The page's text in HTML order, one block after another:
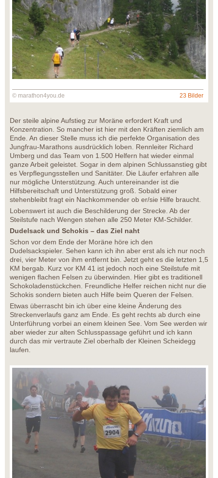
© marathon4you.de 23 Bilder
Der steile alpine Aufstieg zur Moräne erfordert Kraft und
Konzentration. So mancher ist hier mit den Kräften ziemlich am
Ende. An dieser Stelle muss ich die perfekte Organisation des
Jungfrau-Marathons ausdrücklich loben. Rennleiter Richard
Umberg und das Team von 1.500 Helfern hat wieder einmal
ganze Arbeit geleistet. Sogar in dem alpinen Schlussanstieg gibt
es Verpflegungsstellen und Sanitäter. Die Läufer erfahren alle
nur mögliche Unterstützung. Auch untereinander ist die
Hilfsbereitschaft und Unterstützung groß. Sobald einer
stehenbleibt fragt ein Nachkommender ob er/sie Hilfe braucht.
Lobenswert ist auch die Beschilderung der Strecke. Ab der
Steilstufe nach Wengen stehen alle 250 Meter KM-Schilder.
Dudelsack und Schokis – das Ziel naht
Schon vor dem Ende der Moräne höre ich den
Dudelsackspieler. Sehen kann ich ihn aber erst als ich nur noch
drei, vier Meter von ihm entfernt bin. Jetzt geht es die letzten 1,5
KM bergab. Kurz vor KM 41 ist jedoch noch eine Steilstufe mit
wenigen flachen Felsen zu überwinden. Hier gibt es traditionell
Schokoladenstückchen. Freundliche Helfer reichen nicht nur die
Schokis sondern bieten auch Hilfe beim Queren der Felsen.
Etwas überrascht bin ich über eine kleine Änderung des
Streckenverlaufs ganz am Ende. Es geht rechts ab durch eine
Unterführung vorbei an einem kleinen See. Vom See werden wir
aber wieder zur alten Schlusspassage geführt und ich kann
durch das mir vertraute Ziel oberhalb der Kleinen Scheidegg
laufen.